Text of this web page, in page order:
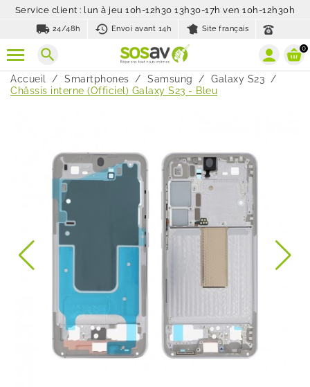
Service client : lun à jeu 10h-12h30 13h30-17h ven 10h-12h30h
local_shipping 24/48h history_toggle_off
Envoi avant 14h Site français
search 0
Accueil Smartphones Samsung
Galaxy S23
Châssis interne (Officiel) Galaxy S23 - Bleu